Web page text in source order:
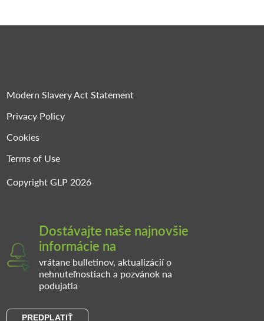
Modern Slavery Act Statement
Privacy Policy
Cookies
Terms of Use
Copyright GLP 2026
Dostávajte naše najnovšie
informácie na
vrátane bulletinov, aktualizácií o
nehnuteľnostiach a pozvánok na
podujatia
PREDPLATIŤ